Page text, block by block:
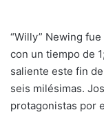
“Willy” Newing
con un tiempo de
saliente este fin
seis milésimas.
protagonistas por